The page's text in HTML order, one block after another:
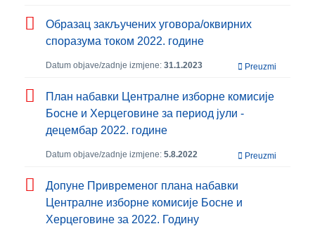
Образац закључених уговора/оквирних
споразума током 2022. године
Datum objave/zadnje izmjene: 31.1.2023 Preuzmi
План набавки Централне изборне комисије
Босне и Херцеговине за период јули -
децембар 2022. године
Datum objave/zadnje izmjene: 5.8.2022 Preuzmi
Допуне Привременог плана набавки
Централне изборне комисије Босне и
Херцеговине за 2022. Годину